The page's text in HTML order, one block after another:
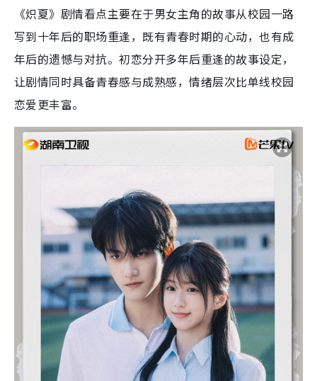
《炽夏》剧情看点主要在于男女主角的故事从校园一路
写到十年后的职场重逢，既有青春时期的心动，也有成
年后的遗憾与对抗。初恋分开多年后重逢的故事设定，
让剧情同时具备青春感与成熟感，情绪层次比单线校园
恋爱更丰富。